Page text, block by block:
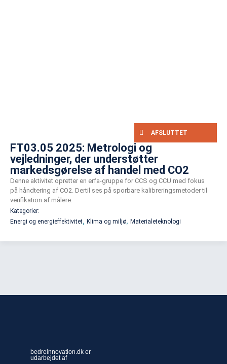
AFSLUTTET
FT03.05 2025: Metrologi og
vejledninger, der understøtter
markedsgørelse af handel med CO2
Denne aktivitet opretter en erfa-gruppe for CCS og CCU med fokus
på håndtering af CO2. Dertil ses på sporbare kalibreringsmetoder til
verifikation af målere.
Kategorier:
Energi og energieffektivitet, Klima og miljø, Materialeteknologi
bedreinnovation.dk er
udarbejdet af